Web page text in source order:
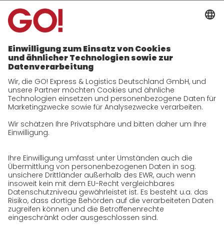
GO! Versandmaterial
Unternehmen
zukunftssichere Arbeitskultur bei GO!
Daten & Fakten
Historie
CSR
Qualität
Zertifizierungen
Referenzen
Auszeichnungen
Karriere
GO! als Arbeitgeber
Arbeitsbereiche
Offene Stellen
Initiativbewerbung bei GO!
Datenschutz